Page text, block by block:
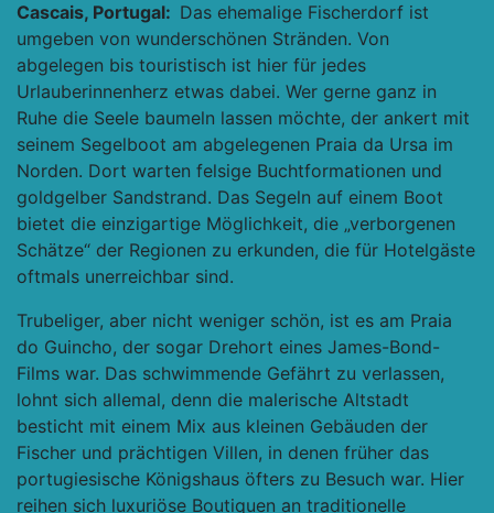
Cascais, Portugal: Das ehemalige Fischerdorf ist
umgeben von wunderschönen Stränden. Von
abgelegen bis touristisch ist hier für jedes
Urlauberinnenherz etwas dabei. Wer gerne ganz in
Ruhe die Seele baumeln lassen möchte, der ankert mit
seinem Segelboot am abgelegenen Praia da Ursa im
Norden. Dort warten felsige Buchtformationen und
goldgelber Sandstrand. Das Segeln auf einem Boot
bietet die einzigartige Möglichkeit, die „verborgenen
Schätze“ der Regionen zu erkunden, die für Hotelgäste
oftmals unerreichbar sind.
Trubeliger, aber nicht weniger schön, ist es am Praia
do Guincho, der sogar Drehort eines James-Bond-
Films war. Das schwimmende Gefährt zu verlassen,
lohnt sich allemal, denn die malerische Altstadt
besticht mit einem Mix aus kleinen Gebäuden der
Fischer und prächtigen Villen, in denen früher das
portugiesische Königshaus öfters zu Besuch war. Hier
reihen sich luxuriöse Boutiquen an traditionelle